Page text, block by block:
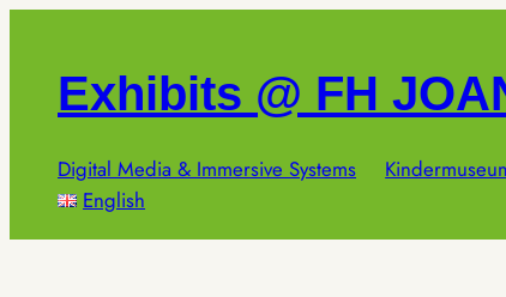
springenExhibits @ FH
Digital Media & Immersive Systems
English